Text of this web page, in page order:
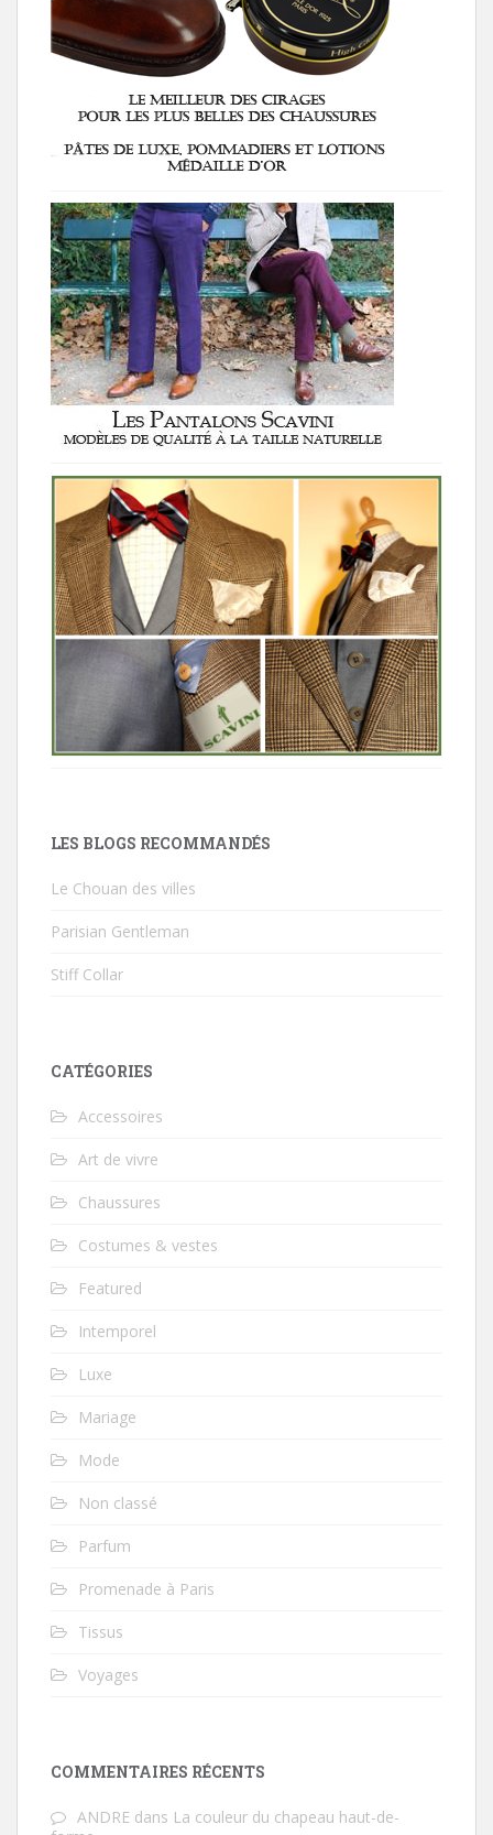
LES BLOGS RECOMMANDÉS
Le Chouan des villes
Parisian Gentleman
Stiff Collar
CATÉGORIES
Accessoires
Art de vivre
Chaussures
Costumes & vestes
Featured
Intemporel
Luxe
Mariage
Mode
Non classé
Parfum
Promenade à Paris
Tissus
Voyages
COMMENTAIRES RÉCENTS
ANDRE dans La couleur du chapeau haut-de-